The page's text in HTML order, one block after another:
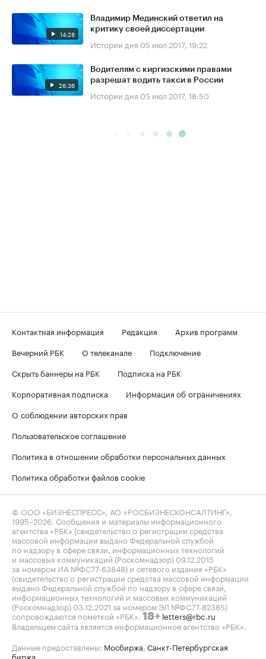
14:28
Владимир Мединский ответил на
критику своей диссертации
Истории дня 05 июл 2017, 19:22
26:36
Водителям с киргизскими правами
разрешат водить такси в России
Истории дня 05 июл 2017, 18:50
Контактная информация Редакция
Архив программ
Вечерний РБК
О телеканале
Подключение
Скрыть баннеры на РБК
Подписка на РБК
Корпоративная подписка
Информация об ограничениях
О соблюдении авторских прав
Пользовательское соглашение
Политика в отношении обработки персональных данных
Политика обработки файлов cookie
© ООО «БИЗНЕСПРЕСС», АО «РОСБИЗНЕСКОНСАЛТИНГ»,
1995–2026. Сообщения и материалы информационного
агентства «РБК» (свидетельство о регистрации средства
массовой информации выдано Федеральной службой
по надзору в сфере связи, информационных технологий
и массовых коммуникаций (Роскомнадзор) 09.12.2015
за номером ИА №ФС77-63848) и сетевого издания «РБК»
(свидетельство о регистрации средства массовой информации
выдано Федеральной службой по надзору в сфере связи,
информационных технологий и массовых коммуникаций
(Роскомнадзор) 03.12.2021 за номером ЭЛ №ФС77-82385)
сопровождаются пометкой «РБК». 18+ letters@rbc.ru
Владельцем сайта является информационное агентство «РБК».
Данные предоставлены: Мосбиржа, Санкт-Петербургская
биржа